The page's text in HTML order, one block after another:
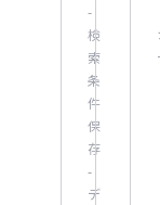
-
検
索
条
件
保
存
-
デ